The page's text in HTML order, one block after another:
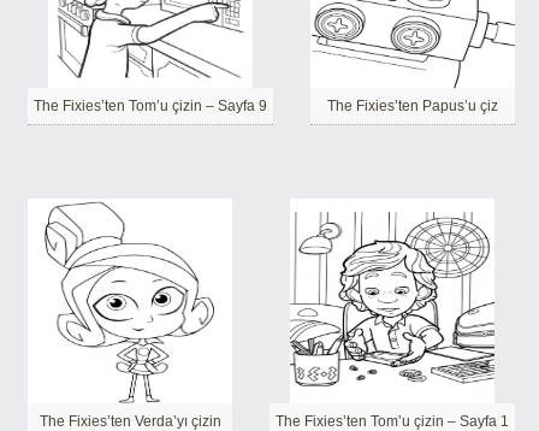
The Fixies’ten Tom’u çizin – Sayfa 9 The Fixies’ten Papus’u çiz
The Fixies’ten Verda’yı çizin The Fixies’ten Tom’u çizin – Sayfa 1